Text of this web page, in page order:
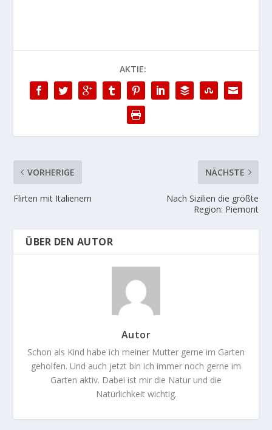
AKTIE:
VORHERIGE
Flirten mit Italienern
NÄCHSTE
Nach Sizilien die größte
Region: Piemont
ÜBER DEN AUTOR
Autor
Schon als Kind habe ich meiner Mutter gerne im Garten
geholfen. Und auch jetzt bin ich immer noch gerne im
Garten aktiv. Dabei ist mir die Natur und die
Natürlichkeit wichtig.